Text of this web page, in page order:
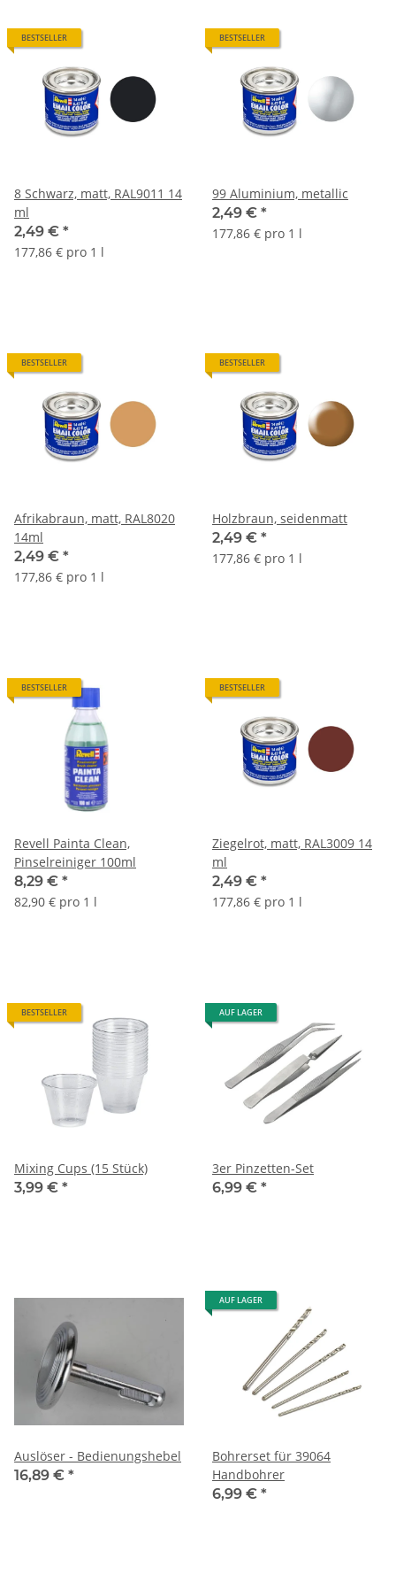
BESTSELLER
8 Schwarz, matt, RAL9011 14
ml
2,49 € *
177,86 € pro 1 l
BESTSELLER
99 Aluminium, metallic
2,49 € *
177,86 € pro 1 l
BESTSELLER
Afrikabraun, matt, RAL8020
14ml
2,49 € *
177,86 € pro 1 l
BESTSELLER
Holzbraun, seidenmatt
2,49 € *
177,86 € pro 1 l
BESTSELLER
Revell Painta Clean,
Pinselreiniger 100ml
8,29 € *
82,90 € pro 1 l
BESTSELLER
Ziegelrot, matt, RAL3009 14
ml
2,49 € *
177,86 € pro 1 l
BESTSELLER
Mixing Cups (15 Stück)
3,99 € *
AUF LAGER
3er Pinzetten-Set
6,99 € *
Auslöser - Bedienungshebel
16,89 € *
AUF LAGER
Bohrerset für 39064
Handbohrer
6,99 € *